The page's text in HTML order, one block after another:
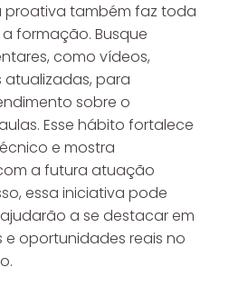
proativa também faz toda
formação. Busque
como vídeos,
atualizadas, para
sobre o
Esse hábito fortalece
e mostra
a futura atuação
essa iniciativa pode
a se destacar em
oportunidades reais no